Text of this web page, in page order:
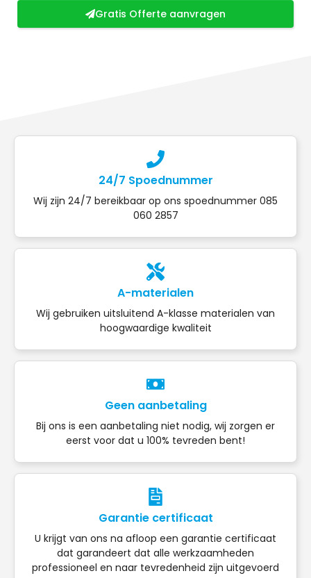
Gratis Offerte aanvragen
24/7 Spoednummer
Wij zijn 24/7 bereikbaar op ons spoednummer 085
060 2857
A-materialen
Wij gebruiken uitsluitend A-klasse materialen van
hoogwaardige kwaliteit
Geen aanbetaling
Bij ons is een aanbetaling niet nodig, wij zorgen er
eerst voor dat u 100% tevreden bent!
Garantie certificaat
U krijgt van ons na afloop een garantie certificaat
dat garandeert dat alle werkzaamheden
professioneel en naar tevredenheid zijn uitgevoerd